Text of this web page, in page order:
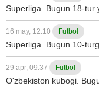
Superliga. Bugun 18-tur
16 may, 12:10 Futbol
Superliga. Bugun 10-
29 apr, 09:37 Futbol
O'zbekiston kubogi.